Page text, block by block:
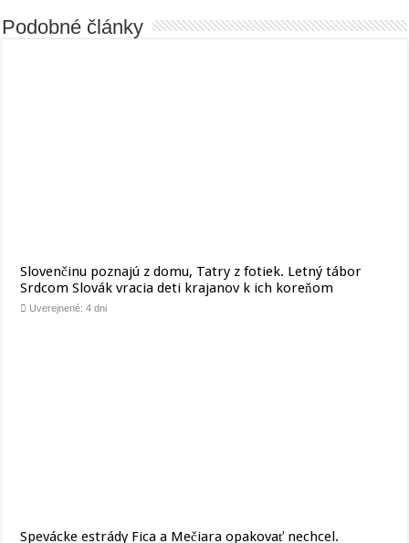
Podobné články
Slovenčinu poznajú z domu, Tatry z fotiek. Letný tábor
Srdcom Slovák vracia deti krajanov k ich koreňom
Uverejnené: 4 dni
Spevácke estrády Fica a Mečiara opakovať nechcel.